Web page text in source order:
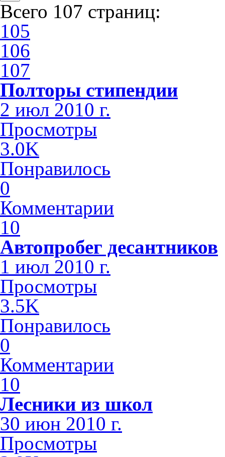
Всего 107 страниц:
105
106
107
Полторы стипендии
2 июл 2010 г.
Просмотры
3.0K
Понравилось
0
Комментарии
10
Автопробег десантников
1 июл 2010 г.
Просмотры
3.5K
Понравилось
0
Комментарии
10
Лесники из школ
30 июн 2010 г.
Просмотры